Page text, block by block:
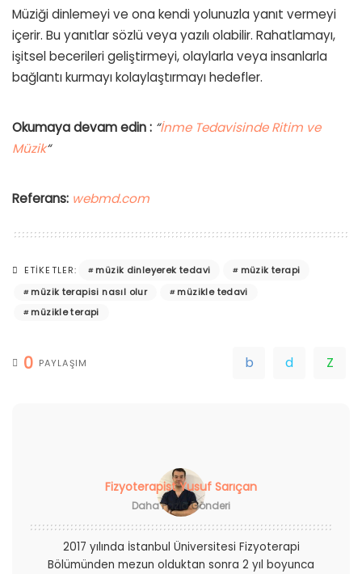
Müziği dinlemeyi ve ona kendi yolunuzla yanıt vermeyi
içerir. Bu yanıtlar sözlü veya yazılı olabilir. Rahatlamayı,
işitsel becerileri geliştirmeyi, olaylarla veya insanlarla
bağlantı kurmayı kolaylaştırmayı hedefler.
Okumaya devam edin : “İnme Tedavisinde Ritim ve
Müzik“
Referans: webmd.com
ETIKETLER: müzik dinleyerek tedavi
müzik terapi
müzik terapisi nasıl olur
müzikle tedavi
müzikle terapi
0 PAYLAŞIM
Fizyoterapist Yusuf Sarıçan
Daha Fazla Gönderi
2017 yılında İstanbul Üniversitesi Fizyoterapi
Bölümünden mezun olduktan sonra 2 yıl boyunca